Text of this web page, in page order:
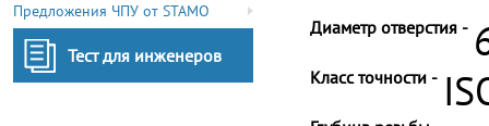
Предложения ЧПУ от STAMO
Тест для инженеров
Диаметр отверстия -
Класс точности -